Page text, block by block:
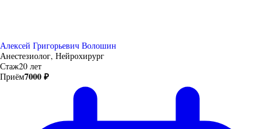
Алексей Григорьевич Волошин
Анестезиолог, Нейрохирург
Стаж20 лет
Приём7000 ₽